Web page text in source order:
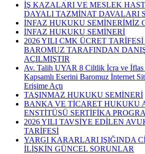
İŞ KAZALARI VE MESLEK
DAYALI TAZMİNAT DAVALARI
İNFAZ HUKUKU SEMİNERİMİZ
İNFAZ HUKUKU SEMİNERİ
2026 YILI CMK ÜCRET
BAROMUZ TARAFINDAN
AÇILMIŞTIR
Av. Talih UYAR 8 Ciltlik İcra ve
Kapsamlı Eserini Baromuz İnternet
Erişime Açtı
TAŞINMAZ HUKUKU SEMİNERİ
BANKA VE TİCARET HUKUKU
ENSTİTÜSÜ SERTİFİKA
2026 YILI TAVSİYE EDİLEN
TARİFESİ
YARGI KARARLARI IŞIĞINDA
İLİŞKİN GÜNCEL SORUNLAR